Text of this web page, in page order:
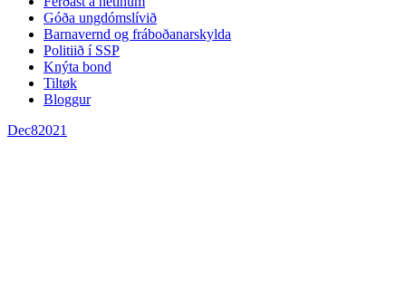
Góða ungdómslívið
Barnavernd og fráboðanarskylda
Politiið í SSP
Knýta bond
Tiltøk
Bloggur
Dec82021